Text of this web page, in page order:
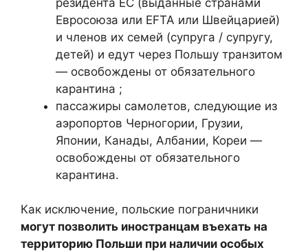
Евросоюза или EFTA или Швейцарией)
и членов их семей (супруга / супругу,
детей) и едут через Польшу транзитом
— освобождены от обязательного
карантина ;
пассажиры самолетов, следующие из
аэропортов Черногории, Грузии,
Японии, Канады, Албании, Кореи —
освобождены от обязательного
карантина.
Как исключение, польские пограничники
могут позволить иностранцам въехать на
территорию Польши при наличии особых